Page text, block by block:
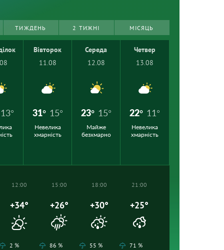
ТИЖДЕНЬ 2 ТИЖНІ МІСЯЦЬ
13°
Вівторок
11.08
31° 15°
Невелика
хмарність
Середа
12.08
23° 15°
Майже
безхмарно
Четвер
13.08
22° 11°
Невелика
хмарність
12:00
+34°
2 %
15:00
+26°
86 %
18:00
+30°
55 %
21:00
+25°
71 %